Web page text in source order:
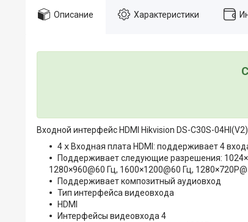
Описание Характеристики
Входной интерфейс HDMI Hikvision DS-C30S-04HI(V2)
4 ⅹ Входная плата HDMI: поддерживает 4
Поддерживает следующие разрешения:
1280×960@60 Гц, 1600×1200@60 Гц,
Поддерживает композитный аудиовход
Тип интерфейса видеовхода
HDMI
Интерфейсы видеовхода 4